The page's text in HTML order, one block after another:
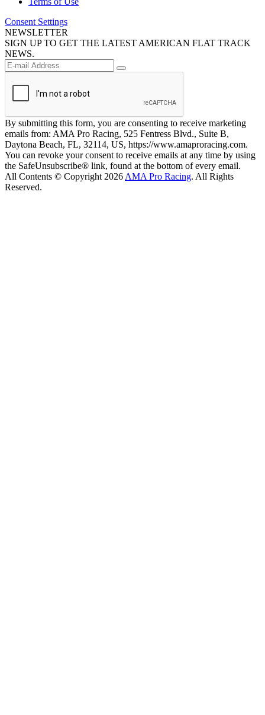
Consent Settings
NEWSLETTER
SIGN UP TO GET THE LATEST AMERICAN FLAT TRACK
NEWS.
By submitting this form, you are consenting to receive marketing
emails from: AMA Pro Racing, 525 Fentress Blvd., Suite B,
Daytona Beach, FL, 32114, US, https://www.amaproracing.com.
You can revoke your consent to receive emails at any time by using
the SafeUnsubscribe® link, found at the bottom of every email.
All Contents © Copyright 2026 AMA Pro Racing. All Rights
Reserved.